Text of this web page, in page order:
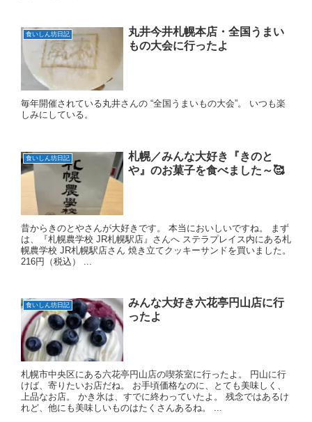
食いしん坊日記
丸井今井札幌本店・全国うまい
もの大会に行ったよ
毎年開催されている丸井さんの “全国うまいもの大会”。 いつも楽
しみにしている。
食いしん坊日記
札幌／みんな大好き『きのと
や』のお菓子を食べました～🥰
昔からきのとやさんが大好きです。 本当においしいですね。 まず
は、『札幌農学校 JR札幌駅店』さんへ ステラプレイス内にある札
幌農学校 JR札幌駅店さん 焼き立てクッキーサンドを買いました。
216円（税込） ...
食いしん坊日記
みんな大好き六花亭円山店に行
ったよ
札幌市中央区にある六花亭円山店の喫茶室に行ったよ。 円山に行
けば、寄りたいお店だね。 お手頃価格なのに、とても美味しく、
上品なお店。 かき氷は、すでに終わっていたよ。 残念ではあるけ
れど、他にも美味しいものはたくさんあるね。 ...